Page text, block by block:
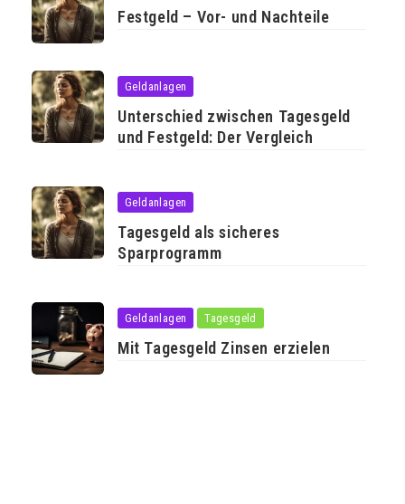
Festgeld – Vor- und Nachteile
Geldanlagen
Unterschied zwischen Tagesgeld
und Festgeld: Der Vergleich
Geldanlagen
Tagesgeld als sicheres
Sparprogramm
Geldanlagen Tagesgeld
Mit Tagesgeld Zinsen erzielen